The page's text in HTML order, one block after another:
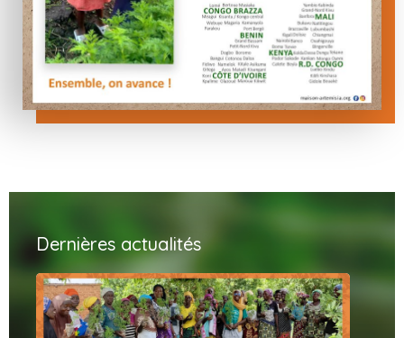
Dernières actualités